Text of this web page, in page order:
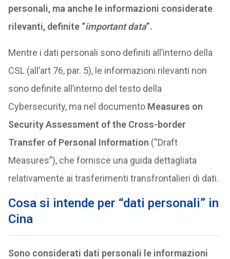
personali, ma anche le informazioni considerate
rilevanti, definite “important data”.
Mentre i dati personali sono definiti all’interno della
CSL (all’art 76, par. 5), le informazioni rilevanti non
sono definite all’interno del testo della
Cybersecurity, ma nel documento Measures on
Security Assessment of the Cross-border
Transfer of Personal Information (“Draft
Measures”), che fornisce una guida dettagliata
relativamente ai trasferimenti transfrontalieri di dati.
Cosa si intende per “dati personali” in
Cina
Sono considerati dati personali le informazioni